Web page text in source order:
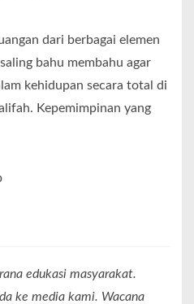
dari berbagai elemen
bahu membahu agar
kehidupan secara total di
Kepemimpinan yang
edukasi masyarakat.
ke media kami. Wacana